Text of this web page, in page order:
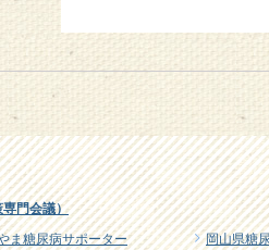
門会議）
ま糖尿病サポーター
岡山県糖